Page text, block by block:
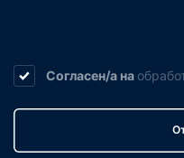
Согласен/а на